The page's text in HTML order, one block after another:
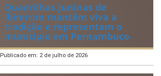
Quadrilhas Juninas de
Ibimirim mantêm viva a
tradição e representam o
munícipio em Pernambuco
Publicado em: 2 de julho de 2026